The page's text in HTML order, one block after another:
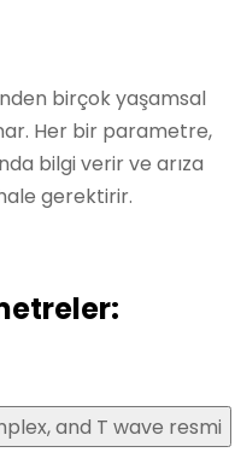
birçok yaşamsal
Her bir parametre,
bilgi verir ve arıza
gerektirir.